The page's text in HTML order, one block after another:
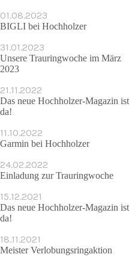
01.08.2023
BIGLI bei Hochholzer
31.01.2023
Unsere Trauringwoche im März
2023
21.11.2022
Das neue Hochholzer-Magazin ist
da!
11.10.2022
Garmin bei Hochholzer
24.02.2022
Einladung zur Trauringwoche
15.12.2021
Das neue Hochholzer-Magazin ist
da!
18.11.2021
Meister Verlobungsringaktion